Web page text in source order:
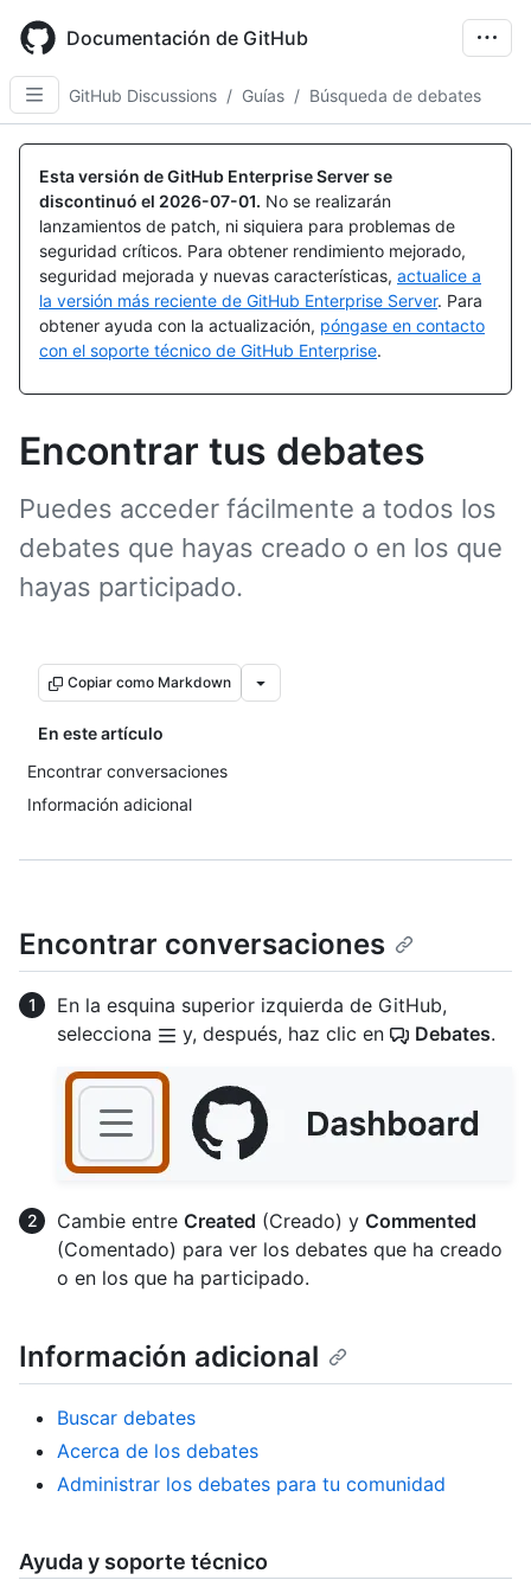
main
content
Documentación de GitHub
GitHub Discussions / Guías / Búsqueda de debates
Esta versión de GitHub Enterprise Server se
discontinuó el 2026-07-01. No se realizarán
lanzamientos de patch, ni siquiera para problemas de
seguridad críticos. Para obtener rendimiento mejorado,
seguridad mejorada y nuevas características, actualice a
la versión más reciente de GitHub Enterprise Server. Para
obtener ayuda con la actualización, póngase en contacto
con el soporte técnico de GitHub Enterprise.
Encontrar tus debates
Puedes acceder fácilmente a todos los
debates que hayas creado o en los que
hayas participado.
Copiar como Markdown
En este artículo
Encontrar conversaciones
Información adicional
Encontrar conversaciones
En la esquina superior izquierda de GitHub,
selecciona
y, después, haz clic en Debates.
Cambie entre Created (Creado) y Commented
(Comentado) para ver los debates que ha creado
o en los que ha participado.
Información adicional
Buscar debates
Acerca de los debates
Administrar los debates para tu comunidad
Ayuda y soporte técnico